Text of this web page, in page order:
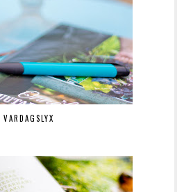
VARDAGSLYX